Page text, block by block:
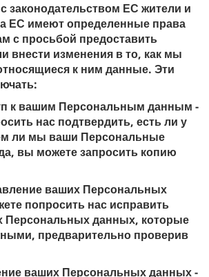
законодательством ЕС жители и
ЕС имеют определенные права
с просьбой предоставить
внести изменения в то, как мы
к ним данные. Эти
к вашим Персональным данным -
нас подтвердить, есть ли у
ли мы ваши Персональные
вы можете запросить копию
ваших Персональных
попросить нас исправить
данных, которые
предварительно проверив
ваших Персональных данных -